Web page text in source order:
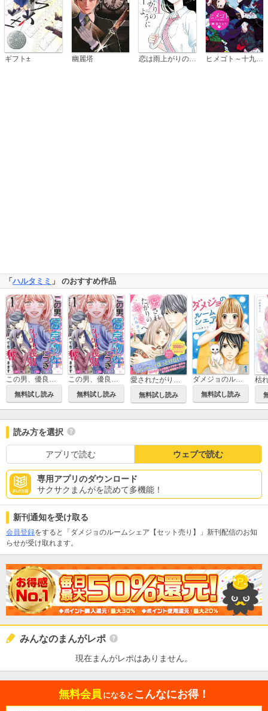
ギフト± 幽麗塔
「ハルタミミ 」 のおすすめ作品
この男、優良物件につき ～クレクレ義妹が私のすべてを奪ってきます～
無料試し読み
この男、優良物件につき ～クレクレ義妹が私のすべてを奪ってきます～ 単行本版
無料試し読み
愛されたがりのキミへ
無料試し読み
ダメジョのルームシェア
無料試し読み
読み方を選択
アプリで読む ウェブで読む
専用アプリのダウンロード
サクサクまんがを読めて多機能！
新刊通知を受け取る
会員登録をすると「ダメジョのルームシェア【セット売り】」新刊配信のお知
らせが受け取れます。
みんなのまんがレポ
現在まんがレポはありません。
無料会員 になると こんなにお得！